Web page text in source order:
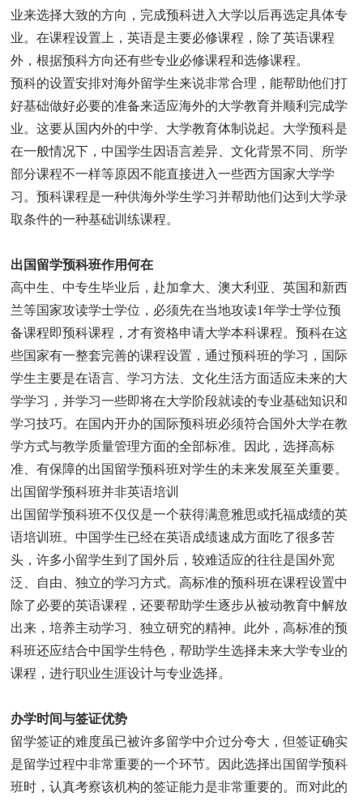
业来选择大致的方向，完成预科进入大学以后再选定具体专
业。在课程设置上，英语是主要必修课程，除了英语课程
外，根据预科方向还有些专业必修课程和选修课程。
预科的设置安排对海外留学生来说非常合理，能帮助他们打
好基础做好必要的准备来适应海外的大学教育并顺利完成学
业。这要从国内外的中学、大学教育体制说起。大学预科是
在一般情况下，中国学生因语言差异、文化背景不同、所学
部分课程不一样等原因不能直接进入一些西方国家大学学
习。预科课程是一种供海外学生学习并帮助他们达到大学录
取条件的一种基础训练课程。
出国留学预科班作用何在
高中生、中专生毕业后，赴加拿大、澳大利亚、英国和新西
兰等国家攻读学士学位，必须先在当地攻读1年学士学位预
备课程即预科课程，才有资格申请大学本科课程。预科在这
些国家有一整套完善的课程设置，通过预科班的学习，国际
学生主要是在语言、学习方法、文化生活方面适应未来的大
学学习，并学习一些即将在大学阶段就读的专业基础知识和
学习技巧。在国内开办的国际预科班必须符合国外大学在教
学方式与教学质量管理方面的全部标准。因此，选择高标
准、有保障的出国留学预科班对学生的未来发展至关重要。
出国留学预科班并非英语培训
出国留学预科班不仅仅是一个获得满意雅思或托福成绩的英
语培训班。中国学生已经在英语成绩速成方面吃了很多苦
头，许多小留学生到了国外后，较难适应的往往是国外宽
泛、自由、独立的学习方式。高标准的预科班在课程设置中
除了必要的英语课程，还要帮助学生逐步从被动教育中解放
出来，培养主动学习、独立研究的精神。此外，高标准的预
科班还应结合中国学生特色，帮助学生选择未来大学专业的
课程，进行职业生涯设计与专业选择。
办学时间与签证优势
留学签证的难度虽已被许多留学中介过分夸大，但签证确实
是留学过程中非常重要的一个环节。因此选择出国留学预科
班时，认真考察该机构的签证能力是非常重要的。而对此的